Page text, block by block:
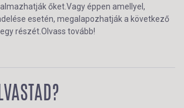
őket.Vagy éppen amellyel,
esetén, megalapozhatják a következő
részét.Olvass tovább!